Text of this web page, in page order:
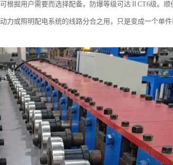
根掘用户需要而选择配备。防爆等级可达ⅡCT6级。顺
力或照明配电系统的线路分合之用，只是变成一个单